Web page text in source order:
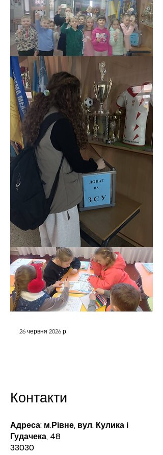
26 червня 2026 р.
Контакти
Адреса: м.Рівне, вул. Кулика і
Гудачека, 48
33030